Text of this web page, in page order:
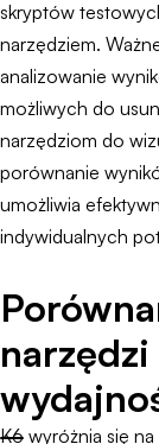
skryptów
narzędziem.
analizowanie
możliwych do
narzędziom do
porównanie
umożliwia
indywidualnych
K6 wyróżnia się